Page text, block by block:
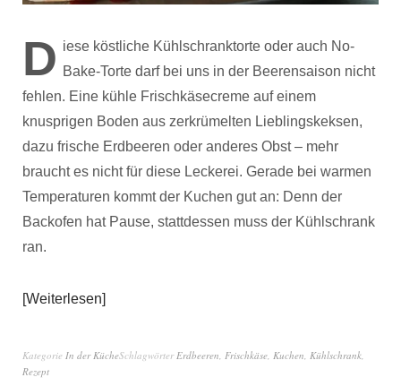
D iese köstliche Kühlschranktorte oder auch No-
Bake-Torte darf bei uns in der Beerensaison nicht
fehlen. Eine kühle Frischkäsecreme auf einem
knusprigen Boden aus zerkrümelten Lieblingskeksen,
dazu frische Erdbeeren oder anderes Obst – mehr
braucht es nicht für diese Leckerei. Gerade bei warmen
Temperaturen kommt der Kuchen gut an: Denn der
Backofen hat Pause, stattdessen muss der Kühlschrank
ran.
Weiterlesen
Kategorie In der KücheSchlagwörter Erdbeeren Frischkäse Kuchen Kühlschrank
Rezept